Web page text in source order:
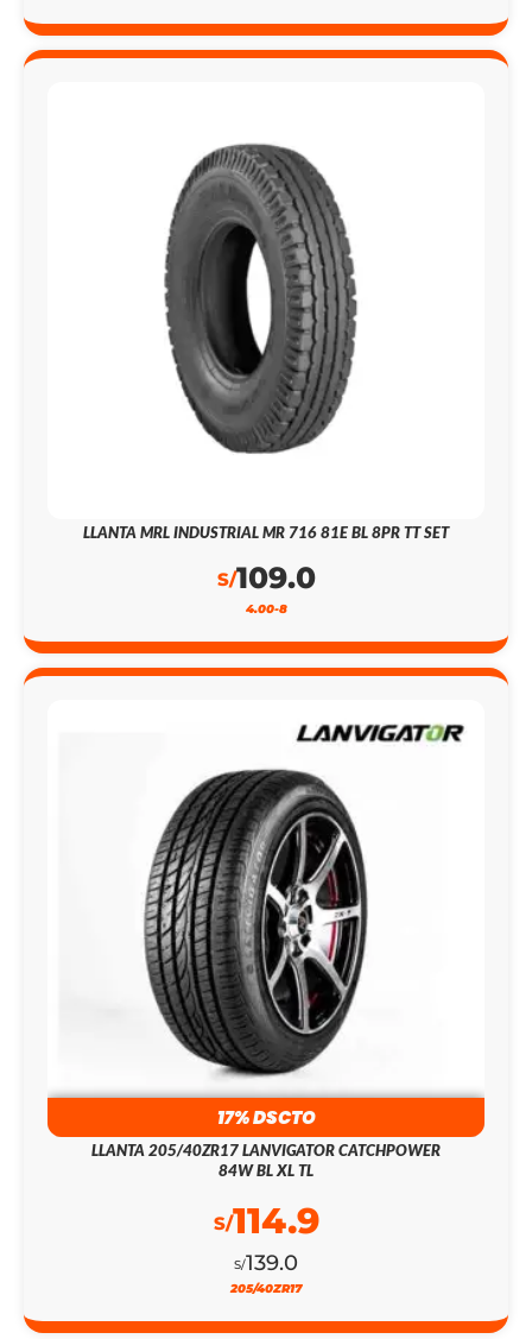
LLANTA MRL INDUSTRIAL MR 716 81E BL 8PR TT SET
S/109.0
4.00-8
17% DSCTO
LLANTA 205/40ZR17 LANVIGATOR CATCHPOWER
84W BL XL TL
S/139.0
S/114.9
205/40ZR17